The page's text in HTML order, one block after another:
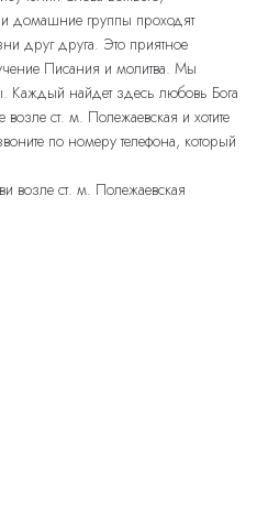
домашние группы проходят
друг друга. Это приятное
Писания и молитва. Мы
Каждый найдет здесь любовь Бога
ст. м. Полежаевская и хотите
по номеру телефона, который
возле ст. м. Полежаевская